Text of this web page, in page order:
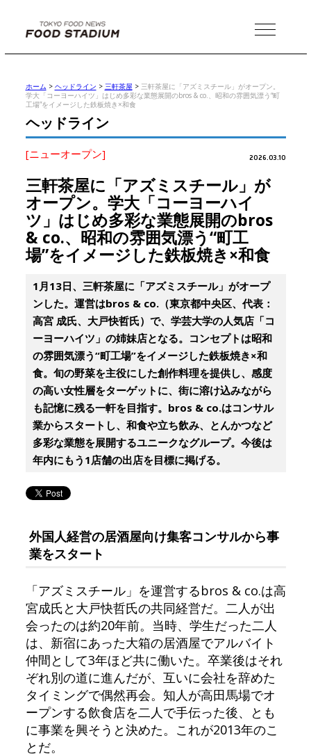
MENU
ホーム > ヘッドライン > 三軒茶屋 > 三軒茶屋に「アズミスチール」がオープン。
学大「コーヨーハイツ」はじめ多彩な業態展開のbros & co.、昭和の雰囲気漂う“町
工場”をイメージした鉄板焼き×和食
ヘッドライン
[ニューオープン] 2026.03.10
三軒茶屋に「アズミスチール」が
オープン。学大「コーヨーハイ
ツ」はじめ多彩な業態展開のbros
& co.、昭和の雰囲気漂う“町工
場”をイメージした鉄板焼き×和食
1月13日、三軒茶屋に「アズミスチール」がオープ
ンした。運営はbros & co.（東京都中央区、代表：
高宮 成氏、大戸快哲氏）で、学芸大学の人気店「コ
ーヨーハイツ」の姉妹店となる。コンセプトは昭和
の雰囲気漂う“町工場”をイメージした鉄板焼き×和
食。旬の野菜を主役にした創作料理を提供し、感度
の高い女性層をターゲットに、街に溶け込みながら
も記憶に残る一軒を目指す。bros & co.はコンサル
業からスタートし、和食や立ち飲み、とんかつなど
多彩な業態を展開するユニークなグループ。今後は
年内にもう1店舗の出店を目標に掲げる。
外国人経営の居酒屋向け集客コンサルから事
業をスタート
「アズミスチール」を運営するbros & co.は高
宮成氏と大戸快哲氏の共同経営だ。二人が出
会ったのは約20年前。当時、学生だった二人
は、新宿にあった大箱の居酒屋でアルバイト
仲間として3年ほど共に働いた。卒業後はそれ
ぞれ別の道に進んだが、互いに会社を辞めた
タイミングで偶然再会。知人が高田馬場でオ
ープンする飲食店を二人で手伝った後、とも
に事業を興そうと決めた。これが2013年のこ
とだ。